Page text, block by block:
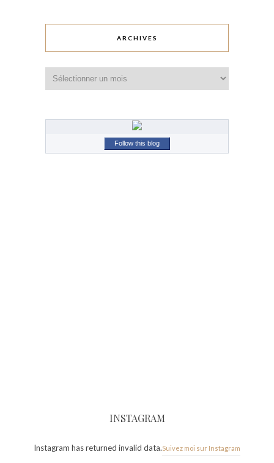
ARCHIVES
Follow this blog
INSTAGRAM
Instagram has returned invalid data.Suivez moi sur Instagram